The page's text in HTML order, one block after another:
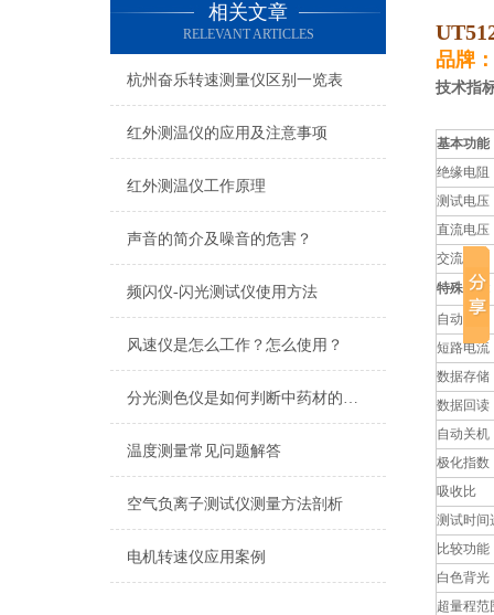
相关文章
RELEVANT ARTICLES
杭州奋乐转速测量仪区别一览表
红外测温仪的应用及注意事项
红外测温仪工作原理
声音的简介及噪音的危害？
频闪仪-闪光测试仪使用方法
风速仪是怎么工作？怎么使用？
分光测色仪是如何判断中药材的真假
温度测量常见问题解答
空气负离子测试仪测量方法剖析
电机转速仪应用案例
品牌
技术指
基本功能
绝缘电阻
测试电压
直流电压
交流电压
特殊功能
自动量程
短路电流
数据存储
数据回读
自动关机
极化指数
吸收比
测试时间
比较功能
白色背光
超量程范